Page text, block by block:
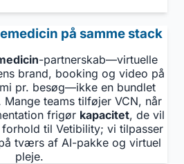
på samme stack
-partnerskab—virtuelle
brand, booking og video på
pr. besøg—ikke en bundlet
Mange teams tilføjer VCN, når
frigør kapacitet, de vil
til Vetibility; vi tilpasser
tværs af AI-pakke og virtuel
pleje.